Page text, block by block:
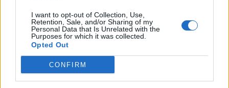
I want to opt-out of Collection, Use,
Retention, Sale, and/or Sharing of my
Personal Data that Is Unrelated with the
Purposes for which it was collected.
Opted Out
CONFIRM
Strade pericolose, la mappa del